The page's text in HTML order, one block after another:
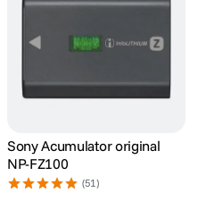
8. ulanzi
Sony Acumulator original
NP-FZ100
(51)